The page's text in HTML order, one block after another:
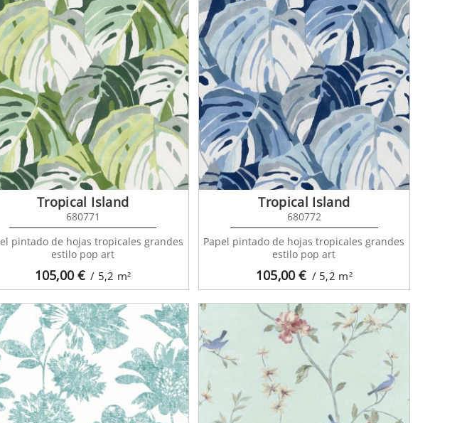
105,00€ / 5,2 m²
Tropical Island
680771
pintado de hojas tropicales grandes
estilo pop art
105,00€ / 5,2 m²
Tropical Island
680772
Papel pintado de hojas tropicales grandes
estilo pop art